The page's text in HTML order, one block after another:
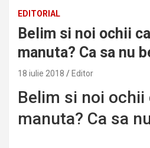
EDITORIAL
Belim si noi ochii
manuta? Ca sa nu
18 iulie 2018 Editor
Belim si noi
manuta? Ca sa